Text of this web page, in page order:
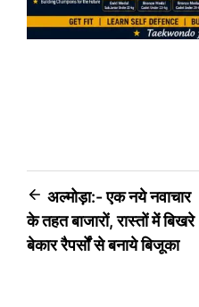
Post
navigation
अल्मोड़ा:- एक नये नवाचार
के तहत बाजारों, रास्तों में बिखरे
बेकार रैपर्सों से बनाये बिजूका